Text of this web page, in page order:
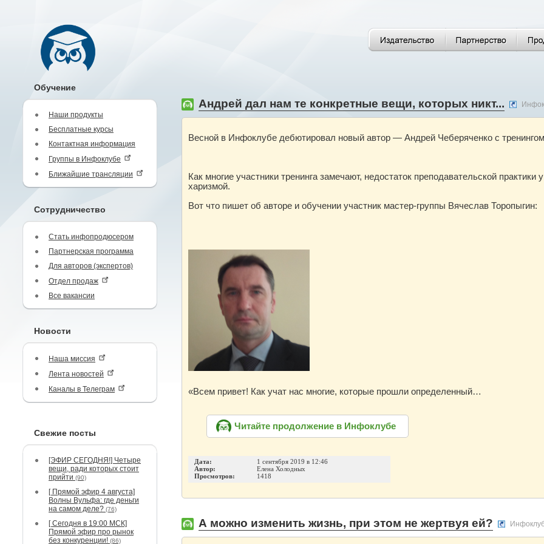
Обучение
Наши продукты
Бесплатные курсы
Контактная информация
Группы в Инфоклубе
Ближайшие трансляции
Сотрудничество
Стать инфопродюсером
Партнерская программа
Для авторов (экспертов)
Отдел продаж
Все вакансии
Новости
Наша миссия
Лента новостей
Каналы в Телеграм
Свежие посты
[ЭФИР СЕГОДНЯ!] Четыре
вещи, ради которых стоит
прийти (90)
[ Прямой эфир 4 августа]
Волны Вульфа: где деньги
на самом деле? (76)
[ Сегодня в 19:00 МСК]
Прямой эфир про рынок
без конкуренции! (86)
Андрей дал нам те конкретные вещи, которых никт...
Весной в Инфоклубе дебютировал новый автор — Андрей Чеберяченко с
Как многие участники тренинга замечают, недостаток преподавательской
харизмой.
Вот что пишет об авторе и обучении участник мастер-группы Вячеслав Торопыгин:
«Всем привет! Как учат нас многие, которые прошли определенный…
Читайте продолжение в Инфоклубе
Дата:
1 сентября 2019 в 12:46
Автор:
Елена Холодных
Просмотров:
1418
А можно изменить жизнь, при этом не жертвуя ей?